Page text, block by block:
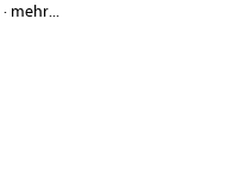
· mehr...